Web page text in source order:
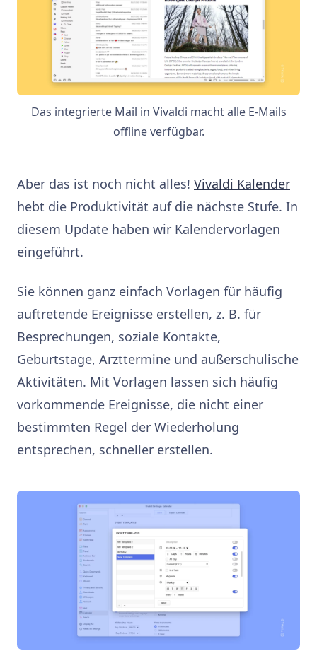
Das integrierte Mail in Vivaldi macht alle E-Mails
offline verfügbar.
Aber das ist noch nicht alles! Vivaldi Kalender
hebt die Produktivität auf die nächste Stufe. In
diesem Update haben wir Kalendervorlagen
eingeführt.
Sie können ganz einfach Vorlagen für häufig
auftretende Ereignisse erstellen, z. B. für
Besprechungen, soziale Kontakte,
Geburtstage, Arzttermine und außerschulische
Aktivitäten. Mit Vorlagen lassen sich häufig
vorkommende Ereignisse, die nicht einer
bestimmten Regel der Wiederholung
entsprechen, schneller erstellen.